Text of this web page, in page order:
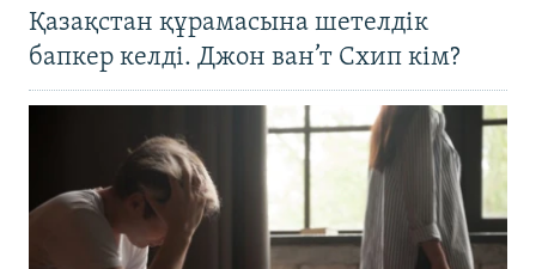
Қазақстан құрамасына шетелдік
бапкер келді. Джон ван’т Схип кім?